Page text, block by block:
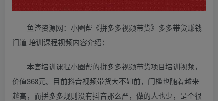
鱼渣资源网：小圈帮《拼多多视频带货》多多带货赚钱
门道 培训课程视频内容介绍：
本套培训课程小圈帮的拼多多视频带货项目培训视频，
价值368元。目前抖音视频带货大不如前，门槛也随着越来
越高，而拼多多规则没有抖音那么严，做的人也少，是个很